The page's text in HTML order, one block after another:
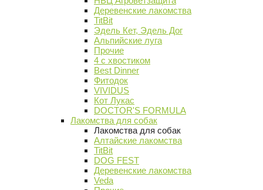
Деревенские лакомства
TitBit
Эдель Кет, Эдель Дог
Альпийские луга
Прочие
4 с хвостиком
Best Dinner
Фитодок
VIVIDUS
Кот Лукас
DOCTOR'S FORMULA
Лакомства для собак
Лакомства для собак
Алтайские лакомства
TitBit
DOG FEST
Деревенские лакомства
Veda